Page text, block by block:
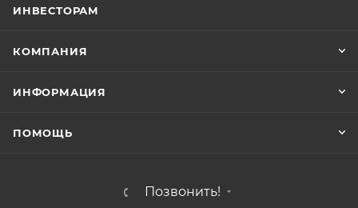
ИНВЕСТОРАМ
КОМПАНИЯ
ИНФОРМАЦИЯ
ПОМОЩЬ
Позвонить!